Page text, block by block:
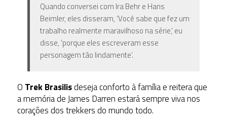
Quando conversei com Ira Behr e Hans
Beimler, eles disseram, ‘Você sabe que fez um
trabalho realmente maravilhoso na série,’ eu
disse, ‘porque eles escreveram esse
personagem tão lindamente’.
O Trek Brasilisdeseja conforto à família e reitera que
a memória de James Darren estará sempre viva nos
corações dos trekkers do mundo todo.